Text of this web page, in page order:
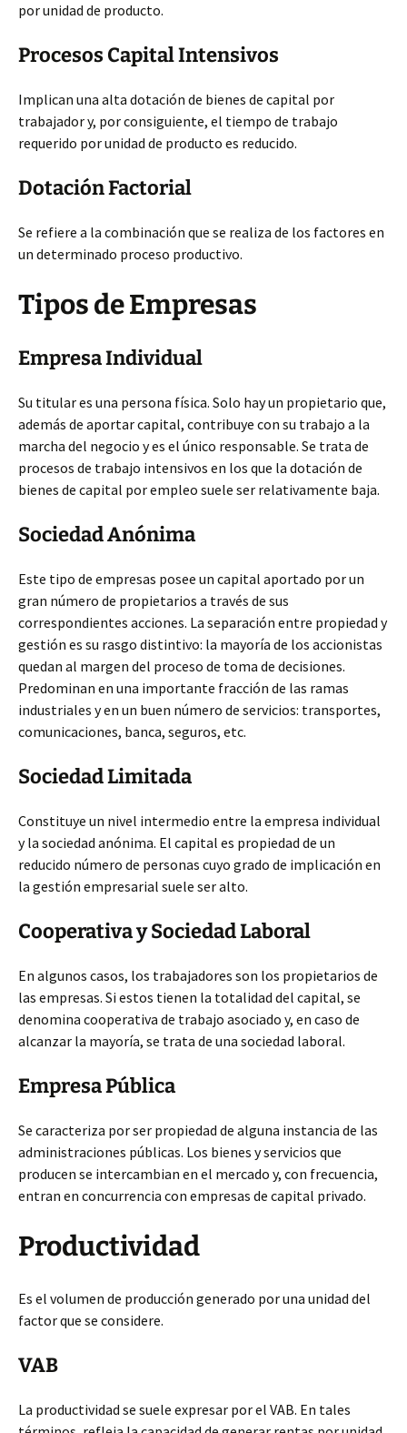
por unidad de producto.
Procesos Capital Intensivos
Implican una alta dotación de bienes de capital por
trabajador y, por consiguiente, el tiempo de trabajo
requerido por unidad de producto es reducido.
Dotación Factorial
Se refiere a la combinación que se realiza de los factores en
un determinado proceso productivo.
Tipos de Empresas
Empresa Individual
Su titular es una persona física. Solo hay un propietario que,
además de aportar capital, contribuye con su trabajo a la
marcha del negocio y es el único responsable. Se trata de
procesos de trabajo intensivos en los que la dotación de
bienes de capital por empleo suele ser relativamente baja.
Sociedad Anónima
Este tipo de empresas posee un capital aportado por un
gran número de propietarios a través de sus
correspondientes acciones. La separación entre propiedad y
gestión es su rasgo distintivo: la mayoría de los accionistas
quedan al margen del proceso de toma de decisiones.
Predominan en una importante fracción de las ramas
industriales y en un buen número de servicios: transportes,
comunicaciones, banca, seguros, etc.
Sociedad Limitada
Constituye un nivel intermedio entre la empresa individual
y la sociedad anónima. El capital es propiedad de un
reducido número de personas cuyo grado de implicación en
la gestión empresarial suele ser alto.
Cooperativa y Sociedad Laboral
En algunos casos, los trabajadores son los propietarios de
las empresas. Si estos tienen la totalidad del capital, se
denomina cooperativa de trabajo asociado y, en caso de
alcanzar la mayoría, se trata de una sociedad laboral.
Empresa Pública
Se caracteriza por ser propiedad de alguna instancia de las
administraciones públicas. Los bienes y servicios que
producen se intercambian en el mercado y, con frecuencia,
entran en concurrencia con empresas de capital privado.
Productividad
Es el volumen de producción generado por una unidad del
factor que se considere.
VAB
La productividad se suele expresar por el VAB. En tales